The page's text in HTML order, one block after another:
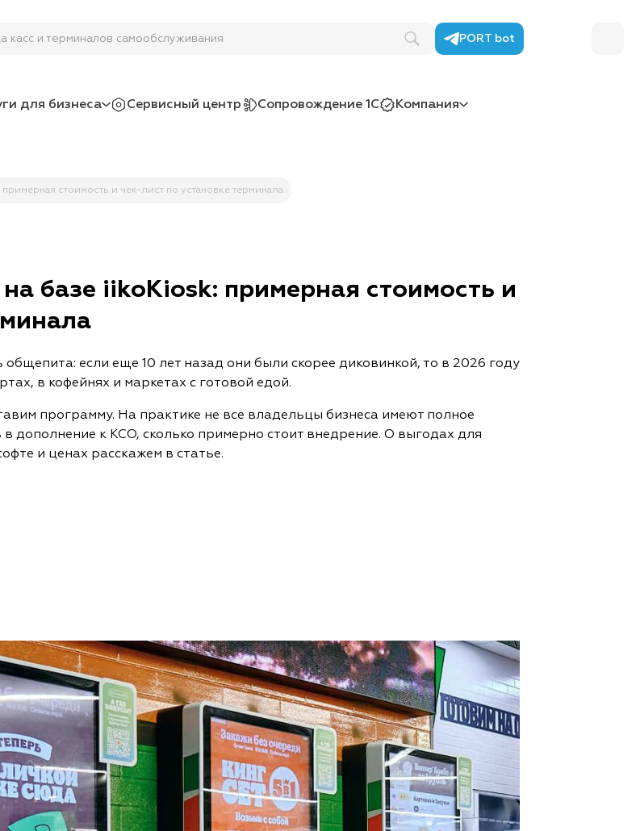
касс и терм PORT bot
для бизнеса Сервисный центр Сопровождение 1С Компания
стоимость и чек-лист по установке терминала
базе iikoKiosk: примерная стоимость и
если еще 10 лет назад они были скорее диковинкой, то в 2026 году
в кофейнях и маркетах с готовой едой.
программу. На практике не все владельцы бизнеса имеют полное
дополнение к КСО, сколько примерно стоит внедрение. О выгодах для
и ценах расскажем в статье.